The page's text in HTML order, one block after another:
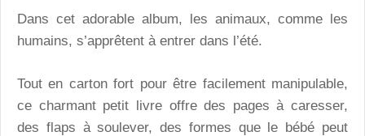
Dans cet adorable album, les animaux, comme les
humains, s’apprêtent à entrer dans l’été.
Tout en carton fort pour être facilement manipulable,
ce charmant petit livre offre des pages à caresser,
des flaps à soulever, des formes que le bébé peut